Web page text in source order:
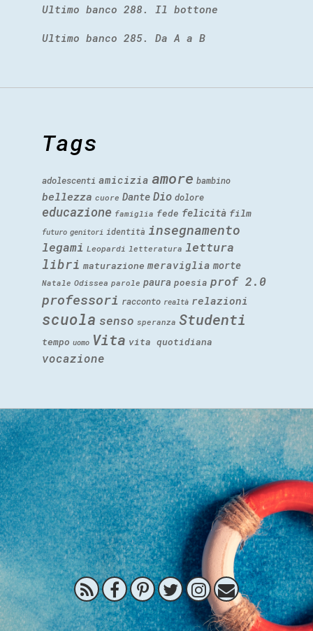
Ultimo banco 288. Il bottone
Ultimo banco 285. Da A a B
Tags
adolescenti amicizia amore bambino
bellezza cuore Dante Dio dolore
educazione famiglia fede felicità film
futuro genitori identità insegnamento
legami Leopardi letteratura lettura
libri maturazione meraviglia morte
Natale Odissea parole paura poesia prof 2.0
professori racconto realtà relazioni
scuola senso speranza Studenti
tempo uomo Vita vita quotidiana
vocazione